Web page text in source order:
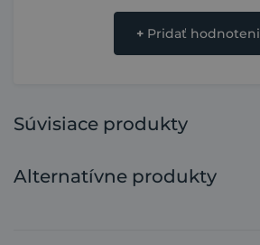
+ Pridať
Súvisiace produkty
Alternatívne produkty